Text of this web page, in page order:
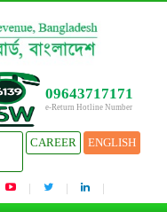
09643717171
e-Return Hotline Number
CAREER ENGLISH